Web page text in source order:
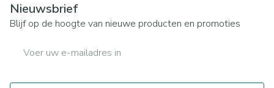
Nieuwsbrief
Blijf op de hoogte van nieuwe producten en promoties